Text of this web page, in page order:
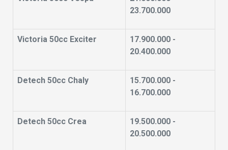
23.700.000
Victoria 50cc Exciter
17.900.000 -
20.400.000
Detech 50cc Chaly
15.700.000 -
16.700.000
Detech 50cc Crea
19.500.000 -
20.500.000